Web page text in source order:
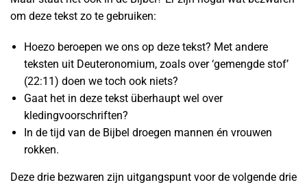
om deze tekst zo te gebruiken:
Hoezo beroepen we ons op deze tekst? Met andere
teksten uit Deuteronomium, zoals over ‘gemengde stof’
(22:11) doen we toch ook niets?
Gaat het in deze tekst überhaupt wel over
kledingvoorschriften?
In de tijd van de Bijbel droegen mannen én vrouwen
rokken.
Deze drie bezwaren zijn uitgangspunt voor de volgende drie